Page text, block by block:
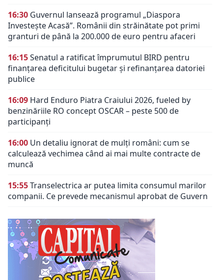
16:30 Guvernul lansează programul „Diaspora
Investește Acasă”. Românii din străinătate pot primi
granturi de până la 200.000 de euro pentru afaceri
16:15Senatul a ratificat împrumutul BIRD pentru
finanțarea deficitului bugetar și refinanțarea datoriei
publice
16:09 Hard Enduro Piatra Craiului 2026, fueled by
benzinăriile RO concept OSCAR – peste 500 de
participanți
16:00 Un detaliu ignorat de mulți români: cum se
calculează vechimea când ai mai multe contracte de
muncă
15:55Transelectrica ar putea limita consumul marilor
companii. Ce prevede mecanismul aprobat de Guvern